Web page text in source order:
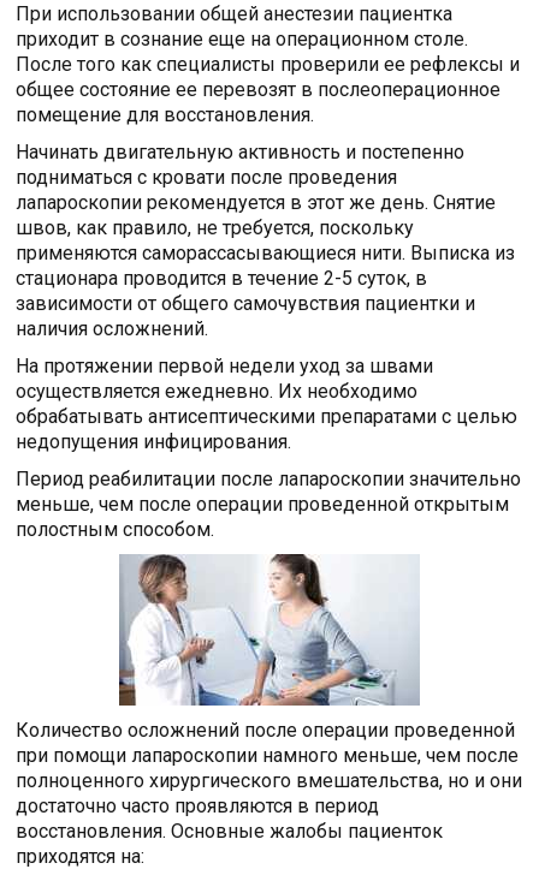
При использовании общей анестезии пациентка
приходит в сознание еще на операционном столе.
После того как специалисты проверили ее рефлексы и
общее состояние ее перевозят в послеоперационное
помещение для восстановления.
Начинать двигательную активность и постепенно
подниматься с кровати после проведения
лапароскопии рекомендуется в этот же день. Снятие
швов, как правило, не требуется, поскольку
применяются саморассасывающиеся нити. Выписка из
стационара проводится в течение 2-5 суток, в
зависимости от общего самочувствия пациентки и
наличия осложнений.
На протяжении первой недели уход за швами
осуществляется ежедневно. Их необходимо
обрабатывать антисептическими препаратами с целью
недопущения инфицирования.
Период реабилитации после лапароскопии значительно
меньше, чем после операции проведенной открытым
полостным способом.
Количество осложнений после операции проведенной
при помощи лапароскопии намного меньше, чем после
полноценного хирургического вмешательства, но и они
достаточно часто проявляются в период
восстановления. Основные жалобы пациенток
приходятся на: